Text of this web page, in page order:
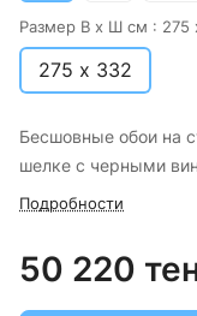
Размер В х Ш см : 275
275 х 332
Бесшовные обои на
шелке с черными
Подробности
50 220